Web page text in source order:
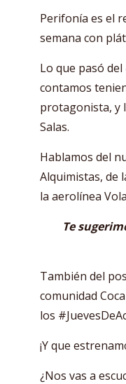
Perifonía es el
semana con
Lo que pasó
contamos
protagonista, y
Salas.
Hablamos del
Alquimistas, de
la aerolínea
Te
También del
comunidad
los
¡Y que
¿Nos vas a